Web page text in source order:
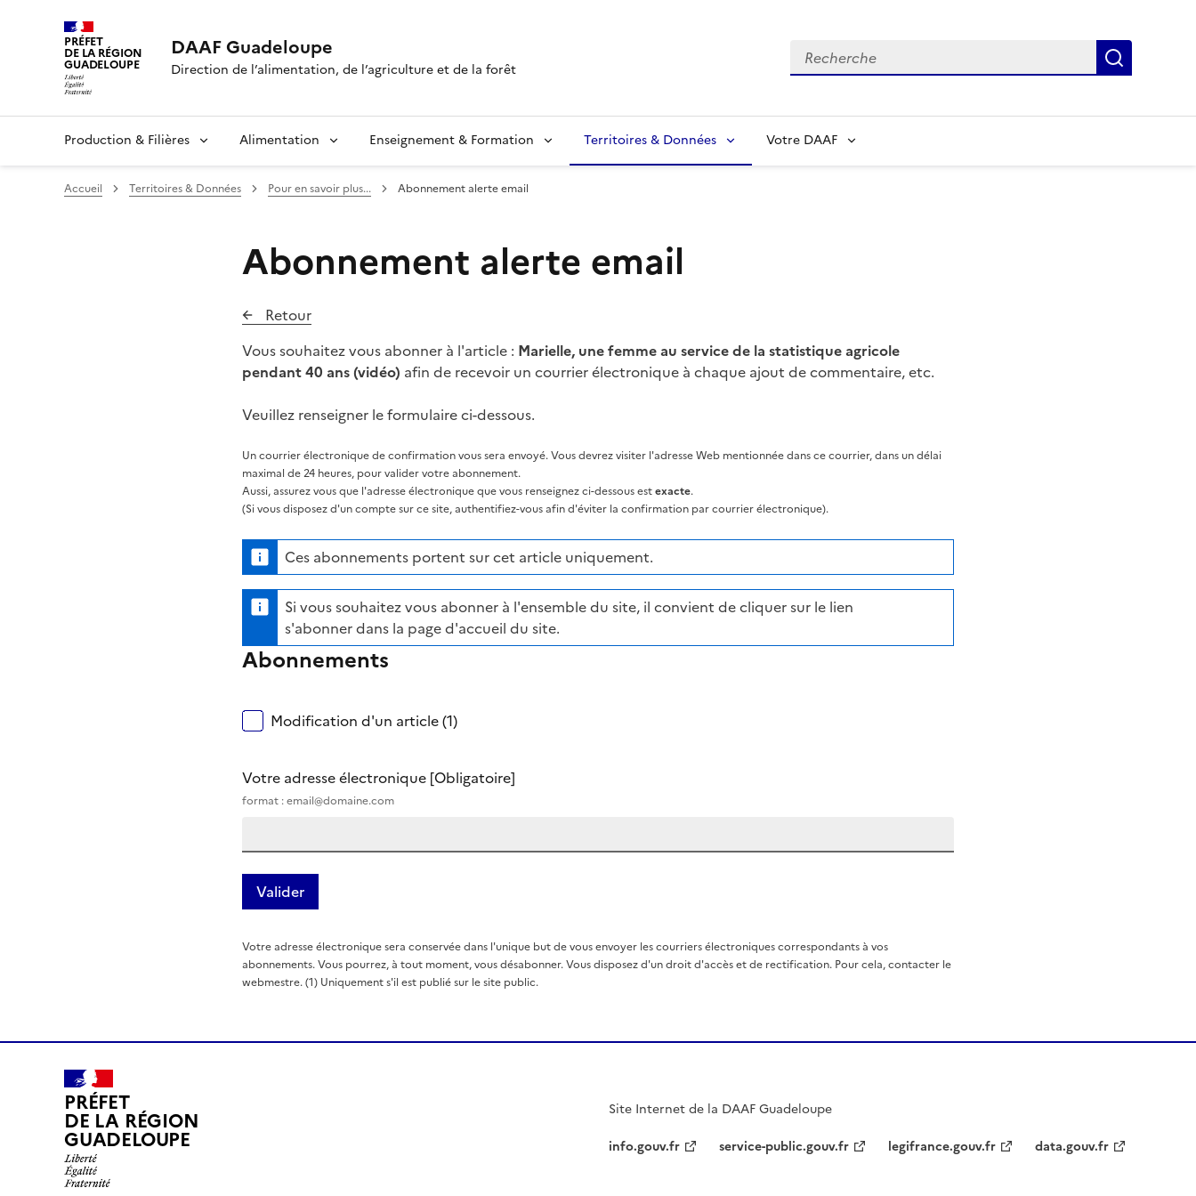
PRÉFET
DE LA RÉGION
GUADELOUPE
DAAF Guadeloupe
Direction de l’alimentation, de l’agriculture et de la forêt
Recherche
Production & Filières Alimentation Enseignement & Formation Territoires & Données Votre DAAF
Accueil Territoires & Données Pour en savoir plus... Abonnement alerte email
Abonnement alerte email
Retour
Vous souhaitez vous abonner à l'article : Marielle, une femme au service de la statistique agricole
pendant 40 ans (vidéo) afin de recevoir un courrier électronique à chaque ajout de commentaire, etc.
Veuillez renseigner le formulaire ci-dessous.
Un courrier électronique de confirmation vous sera envoyé. Vous devrez visiter l'adresse Web mentionnée dans ce courrier, dans un délai
maximal de 24 heures, pour valider votre abonnement.
Aussi, assurez vous que l'adresse électronique que vous renseignez ci-dessous estexacte.
(Si vous disposez d'un compte sur ce site, authentifiez-vous afin d'éviter la confirmation par courrier électronique).
Ces abonnements portent sur cet article uniquement.
Si vous souhaitez vous abonner à l'ensemble du site, il convient de cliquer sur le lien
s'abonner dans la page d'accueil du site.
Abonnements
Modification d'un article (1)
Votre adresse électronique [Obligatoire]
format : email@domaine.com
Votre adresse électronique sera conservée dans l'unique but de vous envoyer les courriers électroniques correspondants à vos
abonnements. Vous pourrez, à tout moment, vous désabonner. Vous disposez d'un droit d'accès et de rectification. Pour cela, contacter le
webmestre. (1) Uniquement s'il est publié sur le site public.
PRÉFET
DE LA RÉGION
GUADELOUPE
Site Internet de la DAAF Guadeloupe
info.gouv.fr
service-public.gouv.fr legifrance.gouv.fr data.gouv.fr